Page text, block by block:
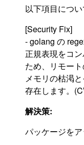
以下項目につい
[Security Fix]
- golang の
正規表現をコ
ため、リモー
メモリの枯渇
存在します。
解決策:
パッケージをア